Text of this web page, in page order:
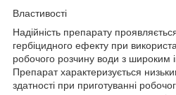
Властивості
Надійність препарату
гербіцидного ефекту при
робочого розчину води з широким
Препарат характеризується
здатності при приготуванні